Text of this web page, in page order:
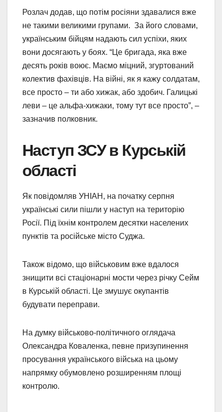
Розлач додав, що потім росіяни здавалися вже
не такими великими групами. За його словами,
українським бійцям надають сил успіхи, яких
вони досягають у боях. “Це бригада, яка вже
десять років воює. Маємо міцний, згуртований
колектив фахівців. На війні, як я кажу солдатам,
все просто – ти або хижак, або здобич. Галицькі
леви – це альфа-хижаки, тому тут все просто”, –
зазначив полковник.
Наступ ЗСУ в Курській
області
Як повідомляв УНІАН, на початку серпня
українські сили пішли у наступ на територію
Росії. Під їхнім контролем десятки населених
пунктів та російське місто Суджа.
Також відомо, що військовим вже вдалося
знищити всі стаціонарні мости через річку Сейм
в Курській області. Це змушує окупантів
будувати переправи.
На думку військово-політичного оглядача
Олександра Коваленка, певне призупинення
просування українського війська на цьому
напрямку обумовлено розширенням площі
контролю.